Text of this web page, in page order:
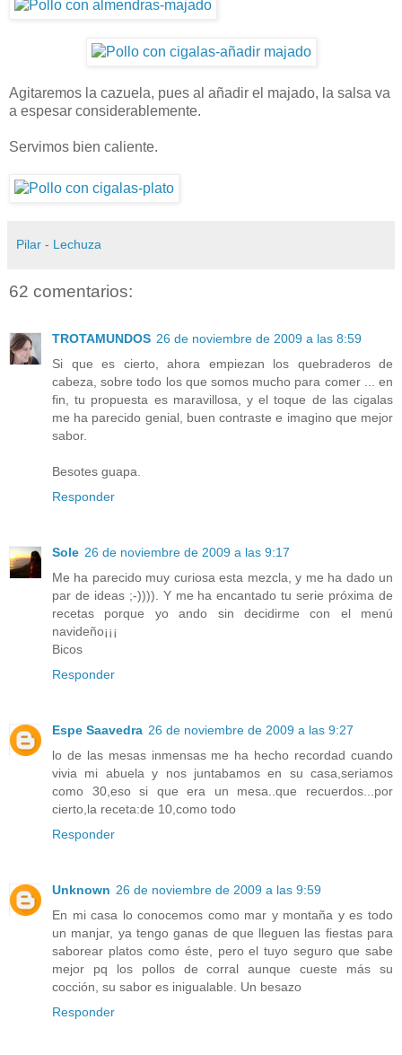
Agitaremos la cazuela, pues al añadir el majado, la salsa va
a espesar considerablemente.
Servimos bien caliente.
Pilar - Lechuza
62 comentarios:
TROTAMUNDOS 26 de noviembre de 2009 a las 8:59
Si que es cierto, ahora empiezan los quebraderos de
cabeza, sobre todo los que somos mucho para comer ... en
fin, tu propuesta es maravillosa, y el toque de las cigalas
me ha parecido genial, buen contraste e imagino que mejor
sabor.
Besotes guapa.
Responder
Sole 26 de noviembre de 2009 a las 9:17
Me ha parecido muy curiosa esta mezcla, y me ha dado un
par de ideas ;-)))). Y me ha encantado tu serie próxima de
recetas porque yo ando sin decidirme con el menú
navideño¡¡¡
Bicos
Responder
Espe Saavedra 26 de noviembre de 2009 a las 9:27
lo de las mesas inmensas me ha hecho recordad cuando
vivia mi abuela y nos juntabamos en su casa,seriamos
como 30,eso si que era un mesa..que recuerdos...por
cierto,la receta:de 10,como todo
Responder
Unknown 26 de noviembre de 2009 a las 9:59
En mi casa lo conocemos como mar y montaña y es todo
un manjar, ya tengo ganas de que lleguen las fiestas para
saborear platos como éste, pero el tuyo seguro que sabe
mejor pq los pollos de corral aunque cueste más su
cocción, su sabor es inigualable. Un besazo
Responder